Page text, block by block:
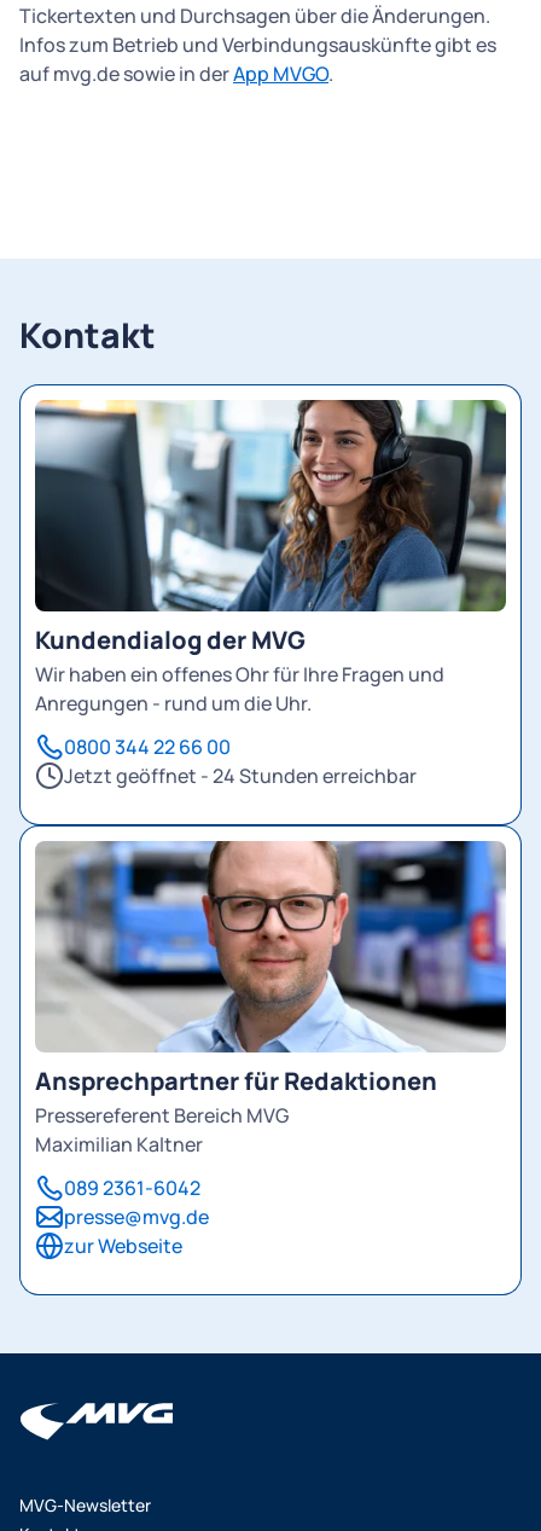
Tickertexten und Durchsagen über die Änderungen.
Infos zum Betrieb und Verbindungsauskünfte gibt es
auf mvg.de sowie in derApp MVGO.
Kontakt
Kundendialog der MVG
Wir haben ein offenes Ohr für Ihre Fragen und
Anregungen - rund um die Uhr.
0800 344 22 66 00
Jetzt geöffnet - 24 Stunden erreichbar
Ansprechpartner für Redaktionen
Pressereferent Bereich MVG
Maximilian Kaltner
089 2361-6042
presse@mvg.de
zur Webseite
MVG-Newsletter